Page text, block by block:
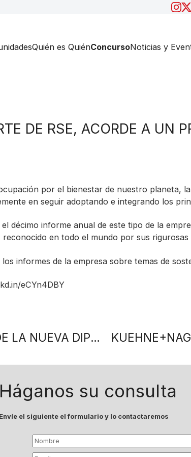
Quién es QuiénConcursoNoticias y
DE RSE, ACORDE A UN
por el bienestar de nuestro planeta,
en seguir adoptando e integrando los
décimo informe anual de este tipo de la
en todo el mundo por sus
informes de la empresa sobre temas de
eCYn4DBY
ZURICH PARTICIPÓ DEL LANZAMIENTO DE LA NUEVA DIPLOMATURA EN SEGUROS
Háganos su consulta
Envíe el siguiente el formulario y lo contactaremos